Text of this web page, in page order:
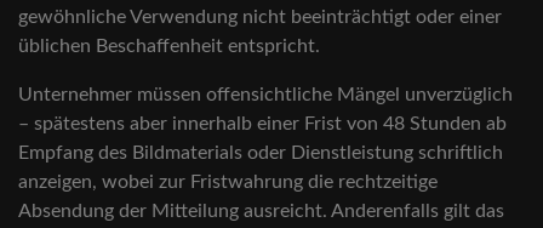
gewöhnliche Verwendung nicht beeinträchtigt oder einer
üblichen Beschaffenheit entspricht.
Unternehmer müssen offensichtliche Mängel unverzüglich
– spätestens aber innerhalb einer Frist von 48 Stunden ab
Empfang des Bildmaterials oder Dienstleistung schriftlich
anzeigen, wobei zur Fristwahrung die rechtzeitige
Absendung der Mitteilung ausreicht. Anderenfalls gilt das